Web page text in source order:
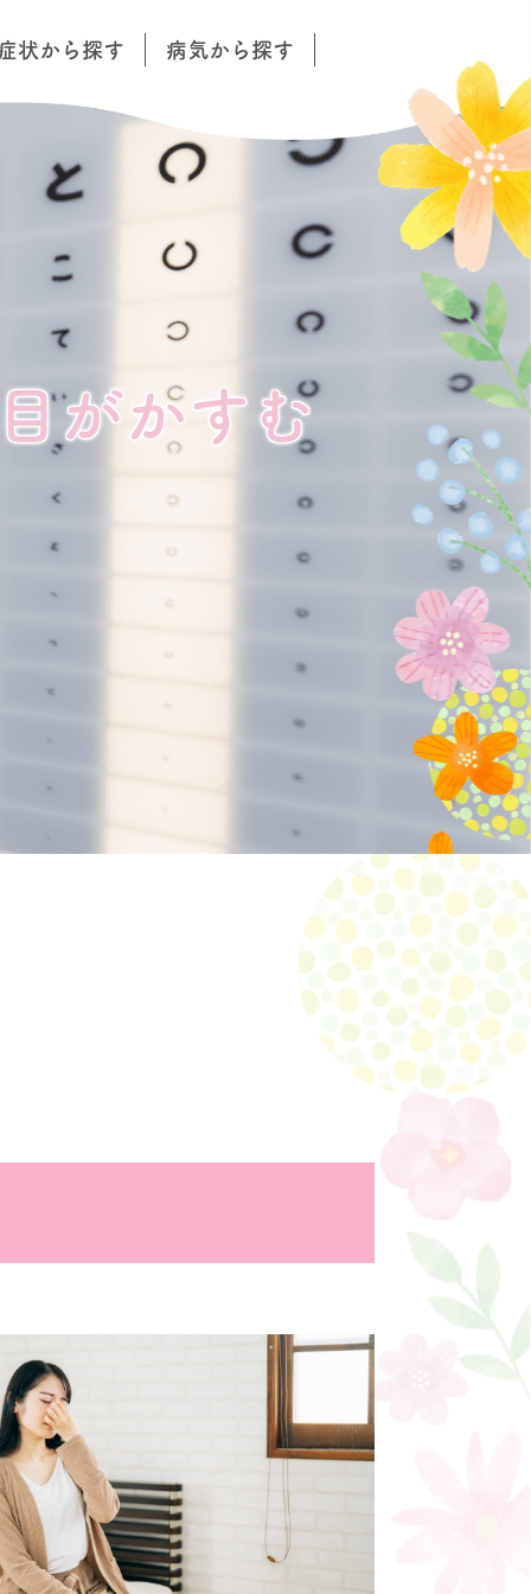
状から探す 病気から探す
がかすむ